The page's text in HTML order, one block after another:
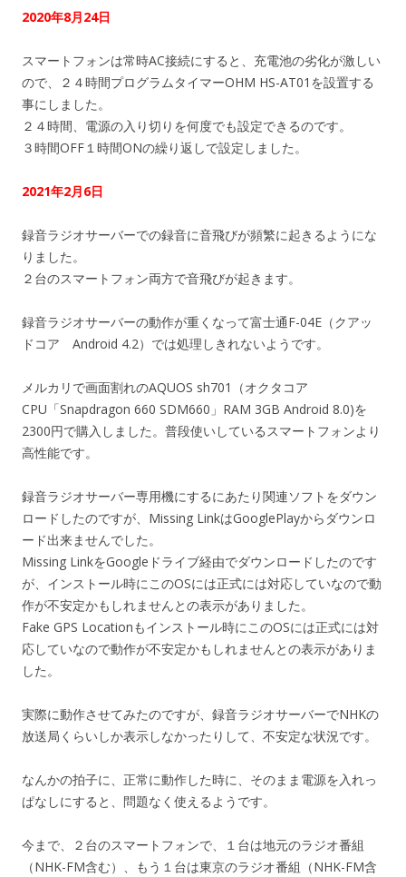
2020年8月24日
スマートフォンは常時AC接続にすると、充電池の劣化が激しい
ので、２４時間プログラムタイマーOHM HS-AT01を設置する
事にしました。
２４時間、電源の入り切りを何度でも設定できるのです。
３時間OFF１時間ONの繰り返しで設定しました。
2021年2月6日
録音ラジオサーバーでの録音に音飛びが頻繁に起きるようにな
りました。
２台のスマートフォン両方で音飛びが起きます。
録音ラジオサーバーの動作が重くなって富士通F-04E（クアッ
ドコア Android 4.2）では処理しきれないようです。
メルカリで画面割れのAQUOS sh701（オクタコア
CPU「Snapdragon 660 SDM660」RAM 3GB Android 8.0)を
2300円で購入しました。普段使いしているスマートフォンより
高性能です。
録音ラジオサーバー専用機にするにあたり関連ソフトをダウン
ロードしたのですが、Missing LinkはGooglePlayからダウンロ
ード出来ませんでした。
Missing LinkをGoogleドライブ経由でダウンロードしたのです
が、インストール時にこのOSには正式には対応していなので動
作が不安定かもしれませんとの表示がありました。
Fake GPS Locationもインストール時にこのOSには正式には対
応していなので動作が不安定かもしれませんとの表示がありま
した。
実際に動作させてみたのですが、録音ラジオサーバーでNHKの
放送局くらいしか表示しなかったりして、不安定な状況です。
なんかの拍子に、正常に動作した時に、そのまま電源を入れっ
ぱなしにすると、問題なく使えるようです。
今まで、２台のスマートフォンで、１台は地元のラジオ番組
（NHK-FM含む）、もう１台は東京のラジオ番組（NHK-FM含